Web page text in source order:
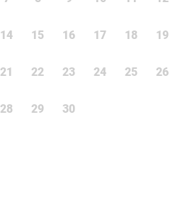
14 15 16 17 18 19
21 22 23 24 25 26
28 29 30